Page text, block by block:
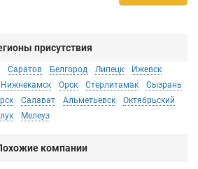
присутствия
Саратов Белгород Липецк
Ижевск
Нижнекамск Орск Стерлитамак
Сызрань
Салават Альметьевск
Октябрьский
Мелеуз
компании